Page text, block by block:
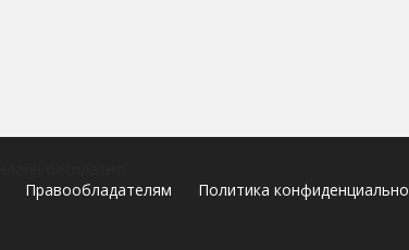
Правообладателям Политика